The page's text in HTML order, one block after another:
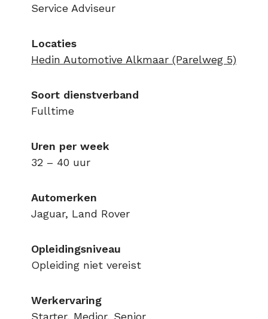
Service Adviseur
Locaties
Hedin Automotive Alkmaar (Parelweg 5)
Soort dienstverband
Fulltime
Uren per week
32 – 40 uur
Automerken
Jaguar, Land Rover
Opleidingsniveau
Opleiding niet vereist
Werkervaring
Starter, Medior, Senior